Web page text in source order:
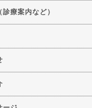
療案内など）